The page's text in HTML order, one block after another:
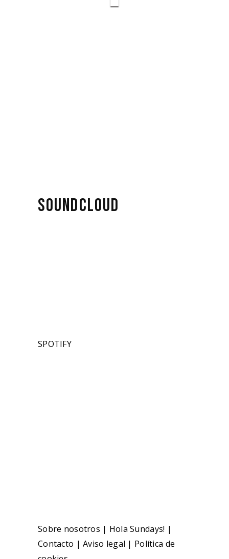
SOUNDCLOUD
SPOTIFY
Sobre nosotros | Hola Sundays! |
Contacto |Aviso legal | Política de